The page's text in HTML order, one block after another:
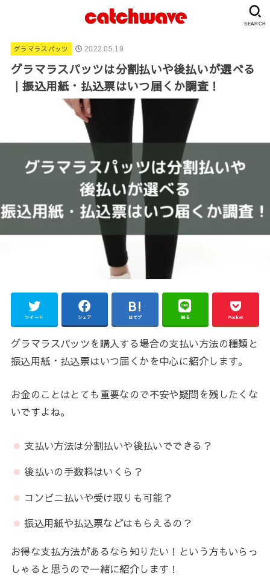
SEARCH
グラマラスパッツ 2022.05.19
グラマラスパッツは分割払いや後払いが選べる
｜振込用紙・払込票はいつ届くか調査！
ツイート シェア はてブ 送る Pocket
グラマラスパッツを購入する場合の支払い方法の種類と
振込用紙・払込票はいつ届くかを中心に紹介します。
お金のことはとても重要なので不安や疑問を残したくな
いですよね。
支払い方法は分割払いや後払いでできる？
後払いの手数料はいくら？
コンビニ払いや受け取りも可能？
振込用紙や払込票などはもらえるの？
お得な支払方法があるなら知りたい！という方もいらっ
しゃると思うので一緒に紹介します！